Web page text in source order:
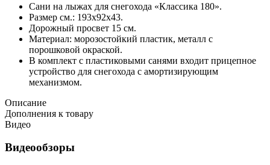
Сани на лыжах для снегохода «Классика 180».
Размер см.: 193х92х43.
Дорожный просвет 15 см.
Материал: морозостойкий пластик, металл с
порошковой окраской.
В комплект с пластиковыми санями входит прицепное
устройство для снегохода c амортизирующим
механизмом.
Описание
Дополнения к товару
Видео
Видеообзоры